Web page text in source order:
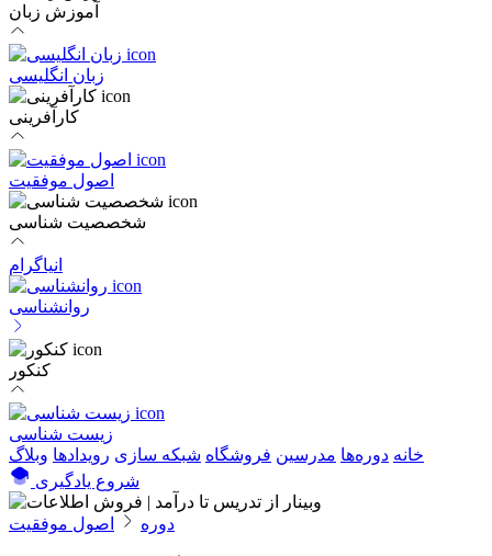
آموزش زبان
زبان انگلیسی
کارآفرینی
اصول موفقیت
شخصصیت شناسی
انیاگرام
روانشناسی
کنکور
زیست شناسی
خانه دوره‌ها مدرسین فروشگاه شبکه سازی رویداد‌ها وبلاگ
شروع یادگیری
دوره‌ اصول موفقیت